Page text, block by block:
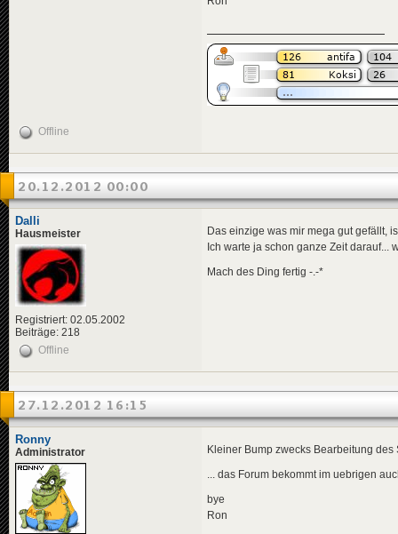
Offline
20.12.2012 00:00
Dalli
Hausmeister
Registriert: 02.05.2002
Beiträge: 218
Das einzige was mir mega gut gefällt,
Ich warte ja schon ganze Zeit darauf...
Mach des Ding fertig -.-*
Offline
27.12.2012 16:15
Ronny
Administrator Kleiner Bump zwecks Bearbeitung des
... das Forum bekommt im uebrigen
bye
Ron